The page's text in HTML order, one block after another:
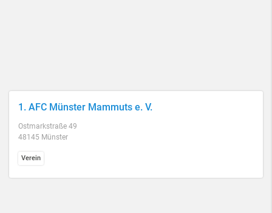
1. AFC Münster Mammuts e. V.
Ostmarkstraße 49
48145 Münster
Verein